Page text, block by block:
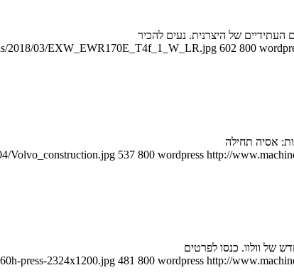
2018/03/EXW_EWR170E_T4f_1_W_LR.jpg 602 800
אסיה תחילה
Volvo_construction.jpg 537 800 wordpress http://
של וולוו. כנסו לפרטים
press-2324x1200.jpg 481 800 wordpress http://